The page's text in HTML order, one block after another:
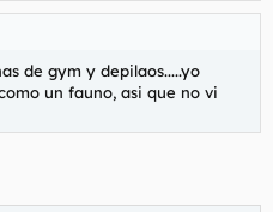
de gym y depilaos.....yo
un fauno, asi que no vi